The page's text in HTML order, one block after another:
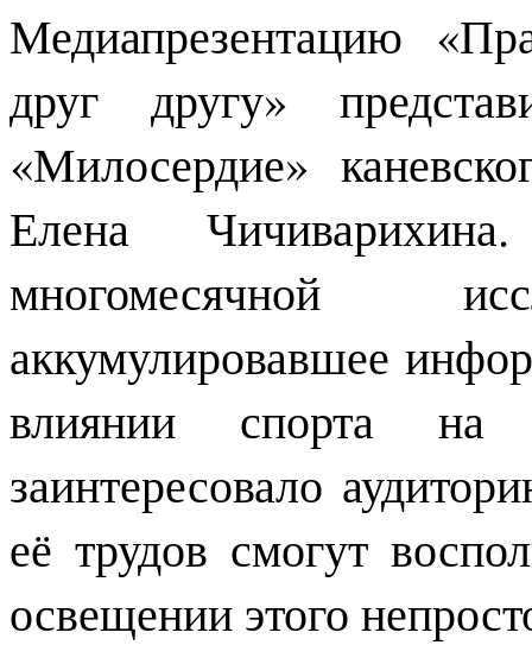
Медиапрезентацию
друг другу»
«Милосердие»
Елена
многомесячной
аккумулировавшее
влиянии спорта
заинтересовало
её трудов смогут
освещении этого